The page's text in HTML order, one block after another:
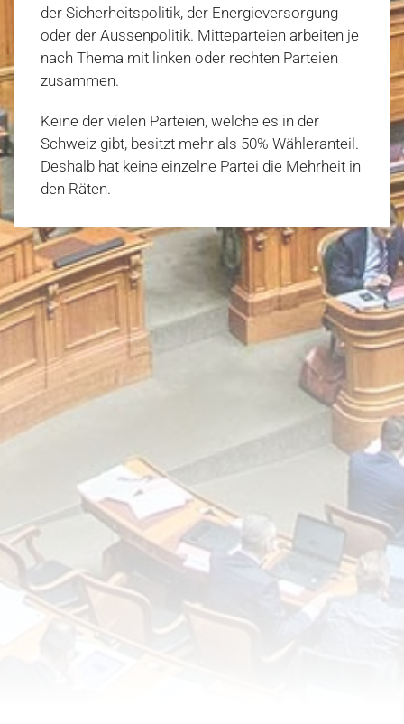
der Sicherheitspolitik, der Energieversorgung
oder der Aussenpolitik. Mitteparteien arbeiten je
nach Thema mit linken oder rechten Parteien
zusammen.
Keine der vielen Parteien, welche es in der
Schweiz gibt, besitzt mehr als 50% Wähleranteil.
Deshalb hat keine einzelne Partei die Mehrheit in
den Räten.